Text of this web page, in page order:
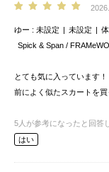
ゆー 未設定 未設定
Spick & Span /
とても気に入っています！
前によく似たスカートを
5 人が参考になったと回答
はい